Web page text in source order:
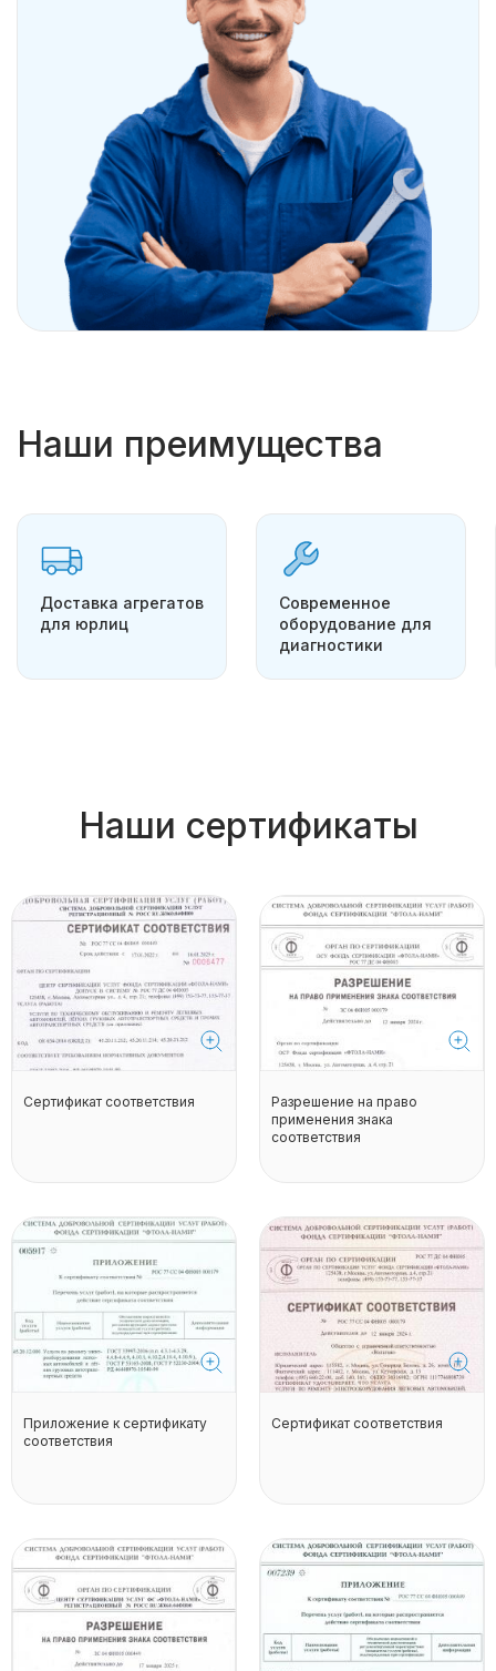
Наши преимущества
Доставка агрегатов
для юрлиц
Современное
оборудование для
диагностики
Наши сертификаты
Сертификат соответствия
Разрешение на право
применения знака
соответствия
Приложение к сертификату
соответствия
Сертификат соответствия